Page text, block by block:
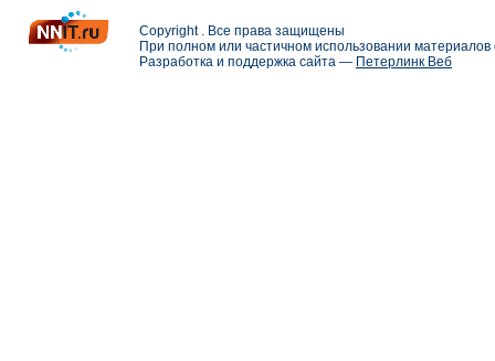
Copyright . Все права защищены
При полном или частичном использовании
Разработка и поддержка сайта — Петерлинк Веб